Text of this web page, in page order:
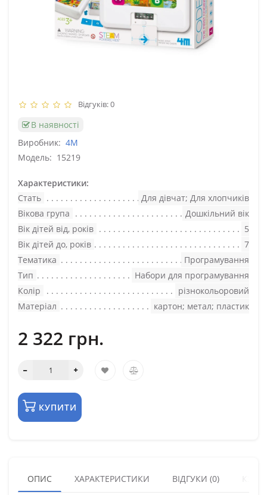
Відгуків: 0
В наявності
Виробник: 4M
Модель: 15219
Характеристики:
Стать
Для дівчат; Для хлопчиків
Вікова група
Дошкільний вік
Вік дітей від, років
5
Вік дітей до, років
7
Тематика
Програмування
Тип
Набори для програмування
Колір
різнокольоровий
Матеріал
картон; метал; пластик
2 322 грн.
КУПИТИ
ОПИС ХАРАКТЕРИСТИКИ ВІДГУКИ (0)